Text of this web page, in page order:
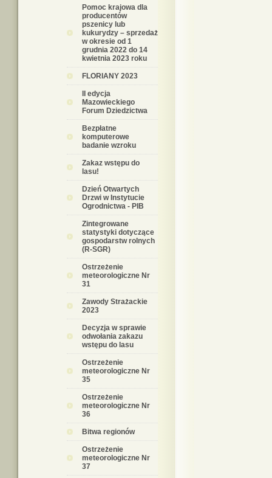
Pomoc krajowa dla
producentów
pszenicy lub
kukurydzy – sprzedaż
w okresie od 1
grudnia 2022 do 14
kwietnia 2023 roku
FLORIANY 2023
II edycja
Mazowieckiego
Forum Dziedzictwa
Bezpłatne
komputerowe
badanie wzroku
Zakaz wstępu do
lasu!
Dzień Otwartych
Drzwi w Instytucie
Ogrodnictwa - PIB
Zintegrowane
statystyki dotyczące
gospodarstw rolnych
(R-SGR)
Ostrzeżenie
meteorologiczne Nr
31
Zawody Strażackie
2023
Decyzja w sprawie
odwołania zakazu
wstępu do lasu
Ostrzeżenie
meteorologiczne Nr
35
Ostrzeżenie
meteorologiczne Nr
36
Bitwa regionów
Ostrzeżenie
meteorologiczne Nr
37